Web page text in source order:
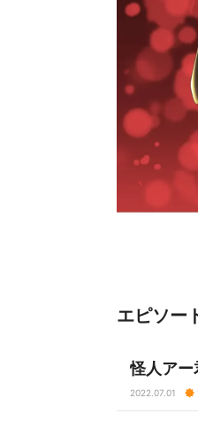
エピソー
怪人アー
2022.07.01